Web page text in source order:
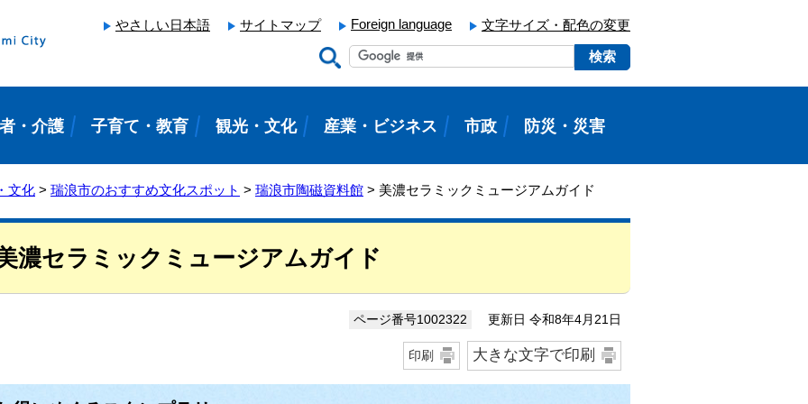
やさしい日本語 サイトマップ Foreign language 文字サイズ・配色の変更
・介護 子育て・教育 観光・文化 産業・ビジネス 市政 防災・災害
文化 > 瑞浪市のおすすめ文化スポット > 瑞浪市陶磁資料館 > 美濃セラミックミュージアムガイド
濃セラミックミュージアムガイド
ページ番号1002322 更新日 令和8年4月21日
印刷 大きな文字で印刷